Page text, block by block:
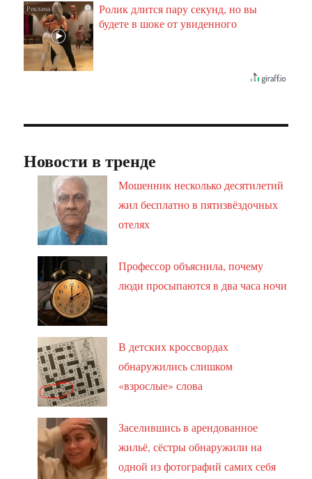
i
Ролик длится пару секунд, но вы
будете в шоке от увиденного
Новости в тренде
Мошенник несколько десятилетий
жил бесплатно в пятизвёздочных
отелях
Профессор объяснила, почему
люди просыпаются в два часа ночи
В детских кроссвордах
обнаружились слишком
«взрослые» слова
Заселившись в арендованное
жильё, сёстры обнаружили на
одной из фотографий самих себя